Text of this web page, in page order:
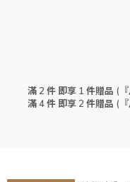
滿 2 件 即享 1 件贈品 (
滿 4 件 即享 2 件贈品 (